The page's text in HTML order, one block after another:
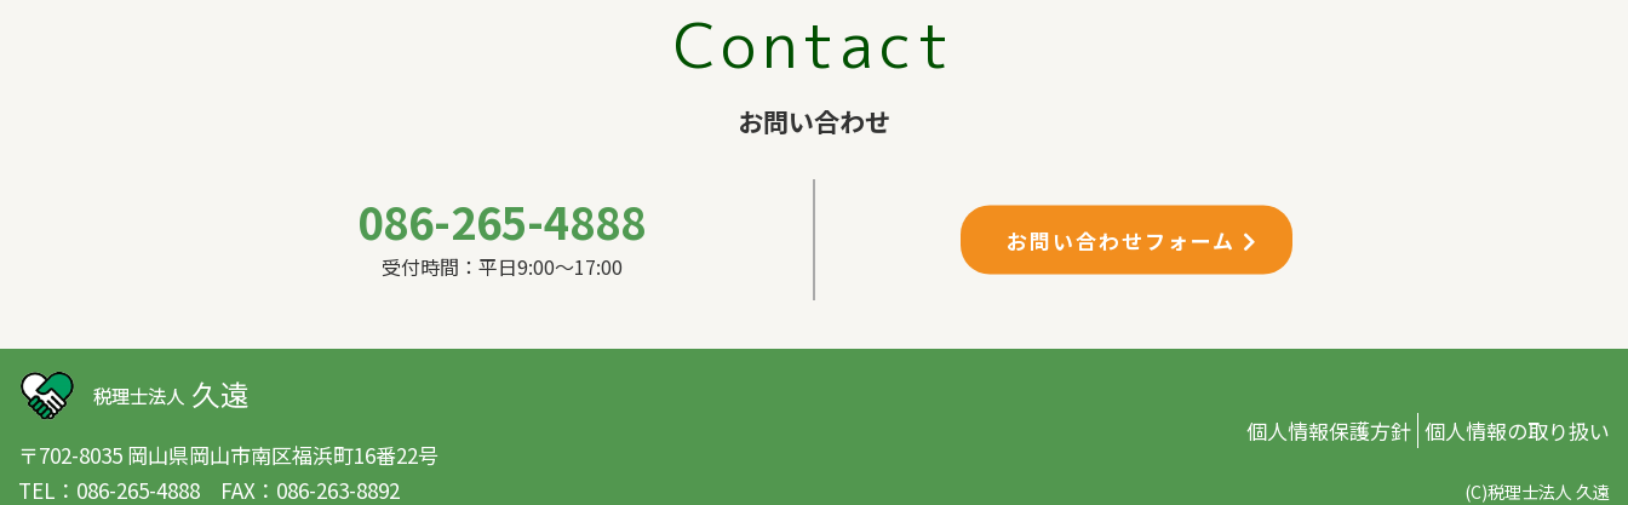
Contact
お問い合わせ
086-265-4888
受付時間：平日9:00〜17:00
お問い合わせフォーム
〒702-8035 岡山県岡山市南区福浜町16番22号
TEL：086-265-4888 FAX：086-263-8892
個人情報保護方針 個人情報の取り扱い
(C)税理士法人 久遠